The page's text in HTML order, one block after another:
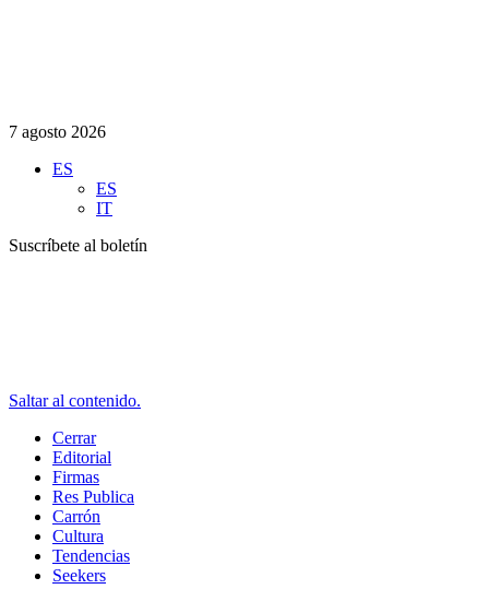
7 agosto 2026
ES
ES
IT
Suscríbete al boletín
Saltar al contenido.
Cerrar
Editorial
Firmas
Res Publica
Carrón
Cultura
Tendencias
Seekers